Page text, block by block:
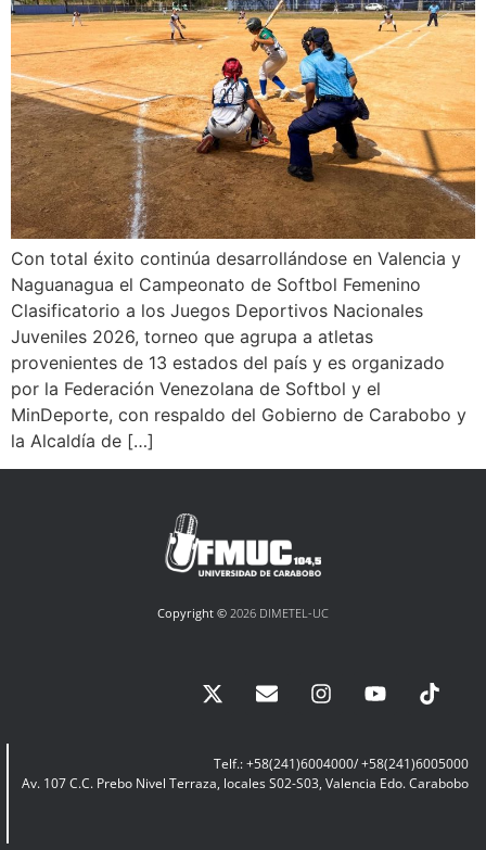
Con total éxito continúa desarrollándose en Valencia y
Naguanagua el Campeonato de Softbol Femenino
Clasificatorio a los Juegos Deportivos Nacionales
Juveniles 2026, torneo que agrupa a atletas
provenientes de 13 estados del país y es organizado
por la Federación Venezolana de Softbol y el
MinDeporte, con respaldo del Gobierno de Carabobo y
la Alcaldía de […]
Copyright © 2026 DIMETEL-UC
Telf.: +58(241)6004000/ +58(241)6005000
Av. 107 C.C. Prebo Nivel Terraza, locales S02-S03, Valencia Edo. Carabobo